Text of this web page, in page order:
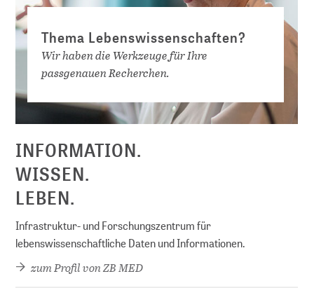
Thema Lebenswissenschaften?
Wir haben die Werkzeuge für Ihre
passgenauen Recherchen.
INFORMATION.
WISSEN.
LEBEN.
Infrastruktur- und Forschungszentrum für
lebenswissenschaftliche Daten und Informationen.
zum Profil von ZB MED